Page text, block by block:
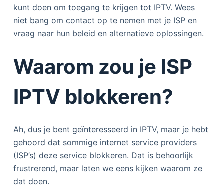
kunt doen om toegang te krijgen tot IPTV. Wees
niet bang om contact op te nemen met je ISP en
vraag naar hun beleid en alternatieve oplossingen.
Waarom zou je ISP
IPTV blokkeren?
Ah, dus je bent geïnteresseerd in IPTV, maar je hebt
gehoord dat sommige internet service providers
(ISP’s) deze service blokkeren. Dat is behoorlijk
frustrerend, maar laten we eens kijken waarom ze
dat doen.